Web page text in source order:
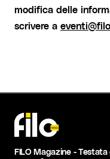
modifica delle
scrivere a
FILO Magazine -